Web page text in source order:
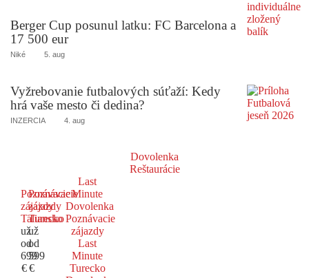
Berger Cup posunul latku: FC Barcelona a
17 500 eur
Niké 5. aug
Vyžrebovanie futbalových súťaží: Kedy
hrá vaše mesto či dedina?
INZERCIA 4. aug
Dovolenka
Reštaurácie
Poznávacie
zájazdy
Taliansko
už
od
699
€
Poznávacie
zájazdy
Turecko
už
od
599
€
Last
Minute
Dovolenka
Poznávacie
zájazdy
Last
Minute
Turecko